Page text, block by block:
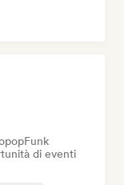
Funk
di eventi